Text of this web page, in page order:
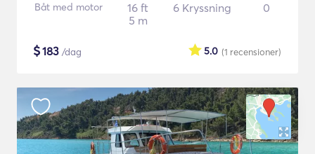
Båt med motor
16 ft
5 m
6 Kryssning 0
$183 /dag (1 recensioner)
5.0